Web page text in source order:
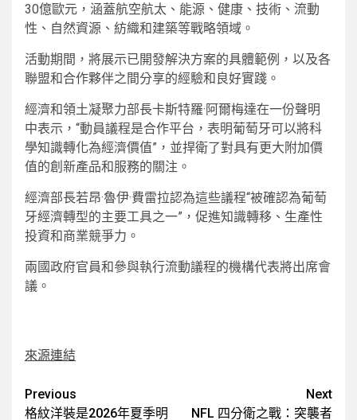
30億歐元，涵蓋航空航太、能源、健康、技術、流動
性、自然資源、紡織和建築等戰略領域。
活動期間，將展示已開發解決方案的具體範例，以及各
聯盟和合作夥伴之間分享的經驗和良好實踐。
經濟和領土凝聚力部長卡斯特羅·阿爾梅達在一份聲明
中表示，“動員議程是合作平台，表明葡萄牙可以將科
學知識轉化為經濟價值”，並捍衛了對具有更大附加價
值的創新產品和服務的關注。
經濟部長若昂·魯伊·費雷拉認為這些議程“被確認為葡萄
牙經濟轉型的主要工具之一”，促進知識轉移、生產性
投資和商業競爭力。
兩國政府官員和參與執行流動議程的機構代表將出席會
議。
來源連結
Post
Previous
格紋洋裝是2026年夏季明
Next
NFL 四分衛之戰：突襲者